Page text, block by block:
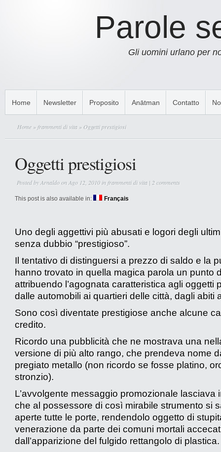
Parole
Gli uomini urlano per
Home Newsletter Proposito Anātman Contatto
Home » frammenti di vita » Oggetti prestigiosi
Oggetti prestigiosi
Posted byArnaldoon Ago 12, 2010 in frammenti di vita | 2 comments
This post is also available in: Français
Uno degli aggettivi più abusati e logori degli
senza dubbio “prestigioso”.
Il tentativo di distinguersi a prezzo di saldo e la
hanno trovato in quella magica parola un punto
attribuendo l’agognata caratteristica agli oggetti
dalle automobili ai quartieri delle città, dagli abiti
Sono così diventate prestigiose anche alcune
credito.
Ricordo una pubblicità che ne mostrava una
versione di più alto rango, che prendeva nome
pregiato metallo (non ricordo se fosse platino,
stronzio).
L’avvolgente messaggio promozionale lasciava
che al possessore di così mirabile strumento si
aperte tutte le porte, rendendolo oggetto di
venerazione da parte dei comuni mortali
dall’apparizione del fulgido rettangolo di plastica.